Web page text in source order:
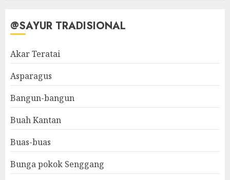
@SAYUR TRADISIONAL
Akar Teratai
Asparagus
Bangun-bangun
Buah Kantan
Buas-buas
Bunga pokok Senggang